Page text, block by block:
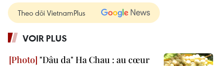
Theo dõi VietnamPlus
VOIR PLUS
"Dâu da" Ha Chau : au cœur